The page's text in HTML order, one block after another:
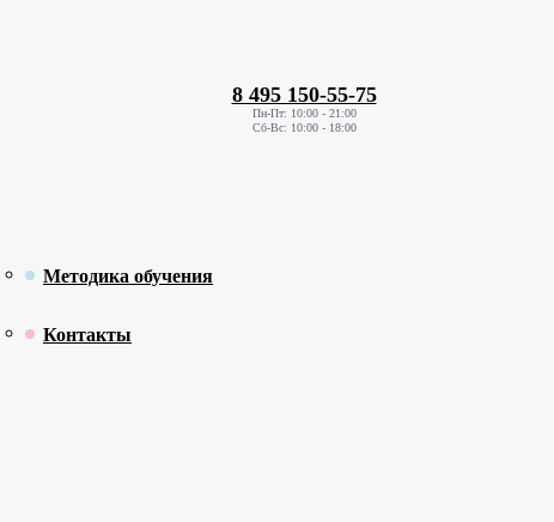
8 495 150-55-75
Пн-Пт: 10:00 - 21:00
Сб-Вс: 10:00 - 18:00
Методика обучения
Контакты